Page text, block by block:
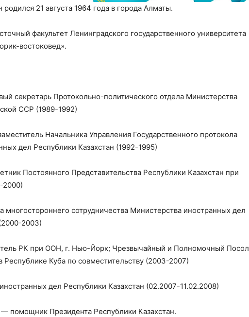
21 августа 1964 года в города Алматы.
факультет Ленинградского государственного университета
востоковед».
секретарь Протокольно-политического отдела Министерства
ССР (1989-1992)
Начальника Управления Государственного протокола
дел Республики Казахстан (1992-1995)
Постоянного Представительства Республики Казахстан при
2000)
многостороннего сотрудничества Министерства иностранных дел
2003)
РК при ООН, г. Нью-Йорк; Чрезвычайный и Полномочный Посол
Республике Куба по совместительству (2003-2007)
дел Республики Казахстан (02.2007-11.02.2008)
— помощник Президента Республики Казахстан.